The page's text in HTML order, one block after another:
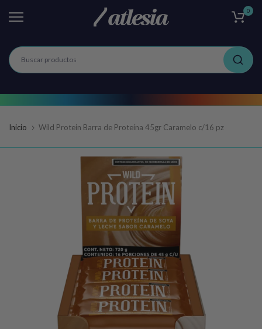
Ir
0
Inicio Wild Protein Barra de Proteína 45gr Caramelo c/16 pz